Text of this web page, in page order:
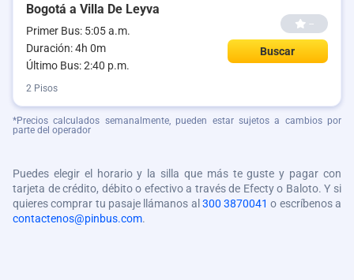
Bogotá a Villa De Leyva
Primer Bus: 5:05 a.m.
Duración: 4h 0m
Último Bus: 2:40 p.m.
--
Buscar
2 Pisos
*Precios calculados semanalmente, pueden estar sujetos a cambios por
parte del operador
Puedes elegir el horario y la silla que más te guste y pagar con
tarjeta de crédito, débito o efectivo a través de Efecty o Baloto. Y si
quieres comprar tu pasaje llámanos al 300 3870041 o escríbenos a
contactenos@pinbus.com.